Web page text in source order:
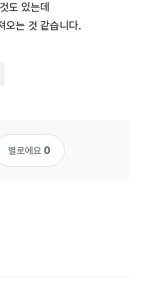
도 있는데
오는 것 같습니다.
별로에요 0